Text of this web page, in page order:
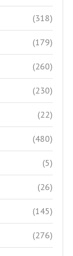
(318)
(179)
(260)
(230)
(22)
(480)
(5)
(26)
(145)
(276)